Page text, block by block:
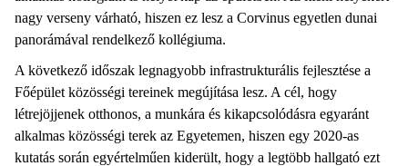
nagy verseny várható, hiszen ez lesz a Corvinus egyetlen dunai
panorámával rendelkező kollégiuma.
A következő időszak legnagyobb infrastrukturális fejlesztése a
Főépület közösségi tereinek megújítása lesz. A cél, hogy
létrejöjjenek otthonos, a munkára és kikapcsolódásra egyaránt
alkalmas közösségi terek az Egyetemen, hiszen egy 2020-as
kutatás során egyértelműen kiderült, hogy a legtöbb hallgató ezt